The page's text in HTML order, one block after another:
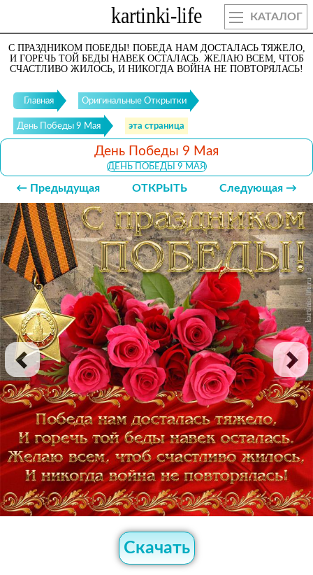
КАТАЛОГ
С ПРАЗДНИКОМ ПОБЕДЫ! ПОБЕДА НАМ ДОСТАЛАСЬ ТЯЖЕЛО,
И ГОРЕЧЬ ТОЙ БЕДЫ НАВЕК ОСТАЛАСЬ. ЖЕЛАЮ ВСЕМ, ЧТОБ
СЧАСТЛИВО ЖИЛОСЬ, И НИКОГДА ВОЙНА НЕ ПОВТОРЯЛАСЬ!
Главная Оригинальные Открытки
День Победы 9 Мая эта страница
День Победы 9 Мая
ДЕНЬ ПОБЕДЫ 9 МАЯ
← Предыдущая ОТКРЫТЬ Следующая →
Скачать